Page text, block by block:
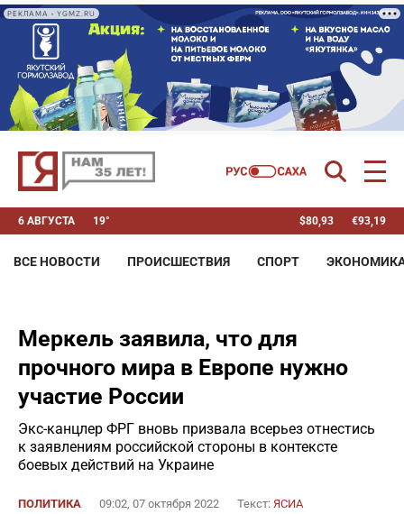
РЕКЛАМА • YGMZ.RU
6 АВГУСТА 19° $80,93 €93,19
ВСЕ НОВОСТИ ПРОИСШЕСТВИЯ СПОРТ
Меркель заявила, что для
прочного мира в Европе нужно
участие России
Экс-канцлер ФРГ вновь призвала всерьез отнестись
к заявлениям российской стороны в контексте
боевых действий на Украине
ПОЛИТИКА 09:02, 07 октября 2022 Текст: ЯСИА